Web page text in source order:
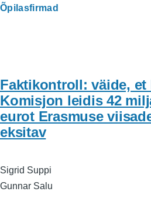
Õpilasfirmad
Faktikontroll: väide, et
Komisjon leidis 42
eurot Erasmuse
eksitav
Sigrid Suppi
Gunnar Salu